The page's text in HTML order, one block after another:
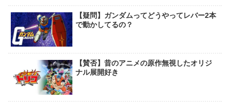
【疑問】ガンダムってどうやってレバー2本
で動かしてるの？
【賛否】昔のアニメの原作無視したオリジ
ナル展開好き